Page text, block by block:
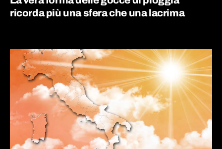
ricorda più una sfera che una lacrima